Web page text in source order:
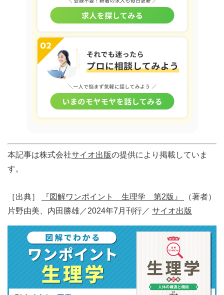
本記事は株式会社サイオ出版の提供により掲載していま
す。
［出典］ 『図解ワンポイント 生理学 第2版』
（著者）
片野由美、内田勝雄／2024年7月刊行／ サイオ出版